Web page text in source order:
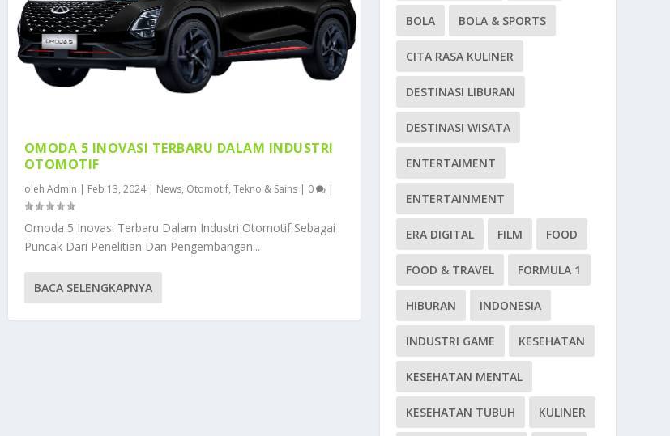
OMODA 5 INOVASI TERBARU DALAM INDUSTRI
OTOMOTIF
oleh Admin | Feb 13, 2024| News, Otomotif, Tekno & Sains| 0 |
Omoda 5 Inovasi Terbaru Dalam Industri Otomotif Sebagai
Puncak Dari Penelitian Dan Pengembangan...
BACA SELENGKAPNYA
BOLA BOLA & SPORTS
CITA RASA KULINER
DESTINASI LIBURAN
DESTINASI WISATA
ENTERTAIMENT
ENTERTAINMENT
ERA DIGITAL FILM FOOD
FOOD & TRAVEL FORMULA 1
HIBURAN INDONESIA
INDUSTRI GAME KESEHATAN
KESEHATAN MENTAL
KESEHATAN TUBUH KULINER